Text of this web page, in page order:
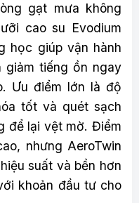
gạt mưa không
cao su Evodium
học giúp vận hành
giảm tiếng ồn ngay
Ưu điểm lớn là độ
tốt và quét sạch
để lại vệt mờ. Điểm
nhưng AeroTwin
suất và bền hơn
khoản đầu tư cho